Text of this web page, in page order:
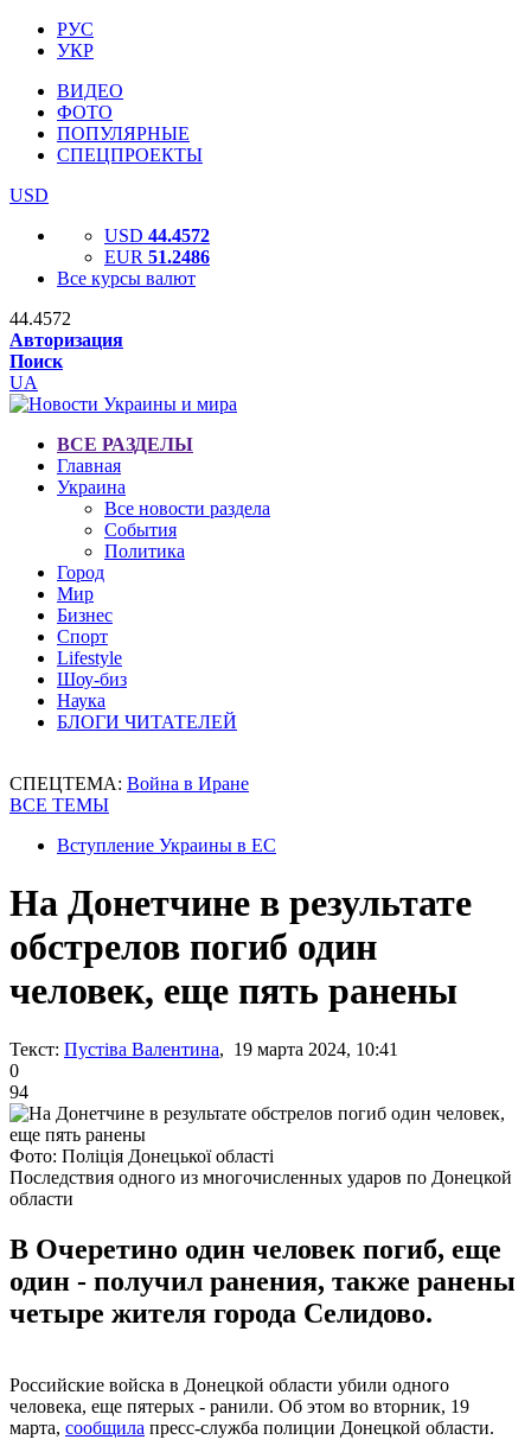
РУС
УКР
ВИДЕО
ФОТО
ПОПУЛЯРНЫЕ
СПЕЦПРОЕКТЫ
USD
USD 44.4572
EUR 51.2486
Все курсы валют
44.4572
Авторизация
Поиск
UA
ВСЕ РАЗДЕЛЫ
Главная
Украина
Все новости раздела
События
Политика
Город
Мир
Бизнес
Спорт
Lifestyle
Шоу-биз
Наука
БЛОГИ ЧИТАТЕЛЕЙ
СПЕЦТЕМА: Война в Иране
ВСЕ ТЕМЫ
Вступление Украины в ЕС
На Донетчине в результате
обстрелов погиб один
человек, еще пять ранены
Текст: Пустіва Валентина, 19 марта 2024, 10:41
0
94
Фото: Поліція Донецької області
Последствия одного из многочисленных ударов по Донецкой
области
В Очеретино один человек погиб, еще
один - получил ранения, также ранены
четыре жителя города Селидово.
Российские войска в Донецкой области убили одного
человека, еще пятерых - ранили. Об этом во вторник, 19
марта, сообщила пресс-служба полиции Донецкой области.